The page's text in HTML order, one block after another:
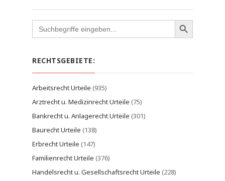
Search
for:
RECHTSGEBIETE:
Arbeitsrecht Urteile (935)
Arztrecht u. Medizinrecht Urteile (75)
Bankrecht u. Anlagerecht Urteile (301)
Baurecht Urteile (138)
Erbrecht Urteile (147)
Familienrecht Urteile (376)
Handelsrecht u. Gesellschaftsrecht Urteile (228)